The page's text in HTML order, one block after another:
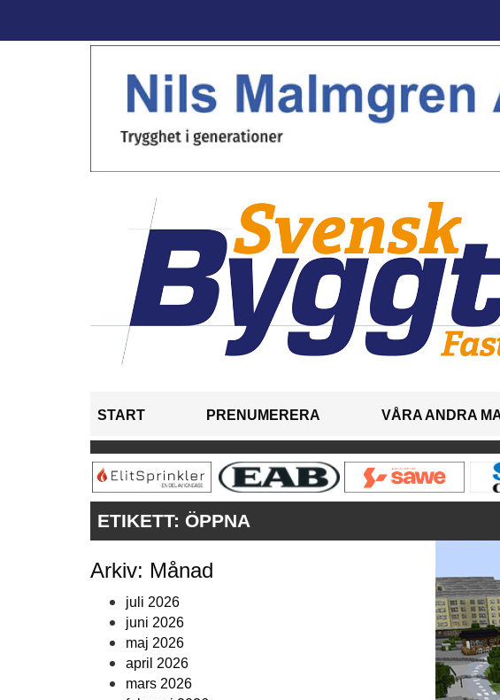
START PRENUMERERA VÅRA ANDRA
ETIKETT: ÖPPNA
Arkiv: Månad
juli 2026
juni 2026
maj 2026
april 2026
mars 2026